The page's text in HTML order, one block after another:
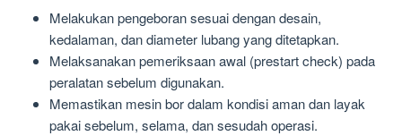
Melakukan pengeboran sesuai dengan desain,
kedalaman, dan diameter lubang yang ditetapkan.
Melaksanakan pemeriksaan awal (prestart check) pada
peralatan sebelum digunakan.
Memastikan mesin bor dalam kondisi aman dan layak
pakai sebelum, selama, dan sesudah operasi.